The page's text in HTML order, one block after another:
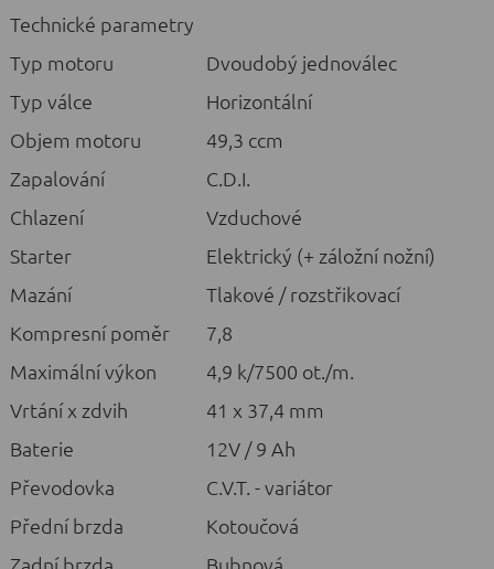
Technické parametry
Typ motoru
Dvoudobý jednoválec
Typ válce
Horizontální
Objem motoru
49,3 ccm
Zapalování
C.D.I.
Chlazení
Vzduchové
Starter
Elektrický (+ záložní nožní)
Mazání
Tlakové / rozstřikovací
Kompresní poměr
7,8
Maximální výkon
4,9 k/7500 ot./m.
Vrtání x zdvih
41 x 37,4 mm
Baterie
12V / 9 Ah
Převodovka
C.V.T. - variátor
Přední brzda
Kotoučová